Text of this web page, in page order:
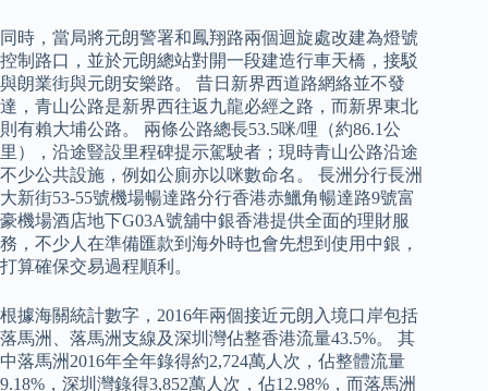
同時，當局將元朗警署和鳳翔路兩個迴旋處改建為燈號
控制路口，並於元朗總站對開一段建造行車天橋，接駁
與朗業街與元朗安樂路。 昔日新界西道路網絡並不發
達，青山公路是新界西往返九龍必經之路，而新界東北
則有賴大埔公路。 兩條公路總長53.5咪/哩（約86.1公
里），沿途豎設里程碑提示駕駛者；現時青山公路沿途
不少公共設施，例如公廁亦以咪數命名。 長洲分行長洲
大新街53-55號機場暢達路分行香港赤鱲角暢達路9號富
豪機場酒店地下G03A號舖中銀香港提供全面的理財服
務，不少人在準備匯款到海外時也會先想到使用中銀，
打算確保交易過程順利。
根據海關統計數字，2016年兩個接近元朗入境口岸包括
落馬洲、落馬洲支線及深圳灣佔整香港流量43.5%。 其
中落馬洲2016年全年錄得約2,724萬人次，佔整體流量
9.18%，深圳灣錄得3,852萬人次，佔12.98%，而落馬洲